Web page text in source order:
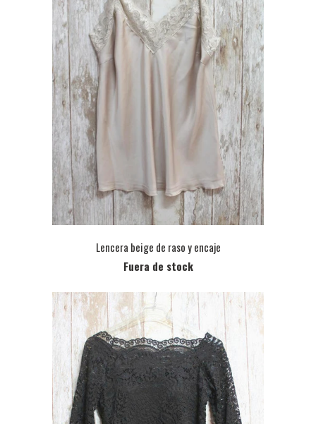
Lencera beige de raso y encaje
Fuera de stock